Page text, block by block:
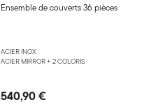
Ensemble de couverts 36 pièces
ACIER INOX
ACIER MIRROR + 2 COLORIS
540,90 €